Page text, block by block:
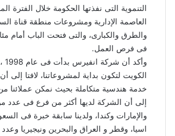
التنموية التى نفذتها الحكومة خلال الفترة
العاصمة الإدارية ومشروعات منطقة قناة
والطرق والكبارى، والتى فتحت الباب أمام
فى فرص العمل.
الكويت لتكون بداية لمشروعاتنا، لافتا إلى
خدمة هندسية متكاملة بحيث نمكن عملائنا
إلى أن الشركة لديها أكثر من فرع فى عدد
والإمارات وكندا، ولدينا سابقة خبرة فى
اسيا، وقطر و العراق والبحرين ونيجيريا